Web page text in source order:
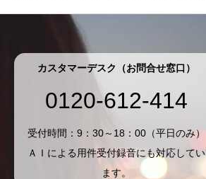
カスタマーデスク（お問合せ窓口）
0120-612-414
受付時間：9：30～18：00（平日のみ）
ＡＩによる用件受付録音にも対応してい
ます。